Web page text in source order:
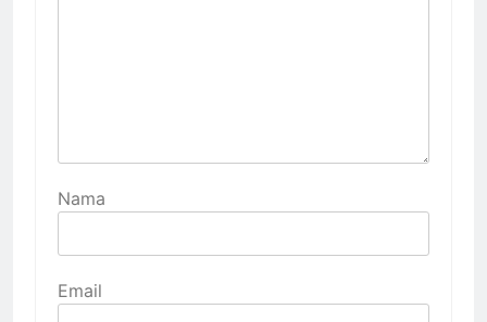
Nama
Email